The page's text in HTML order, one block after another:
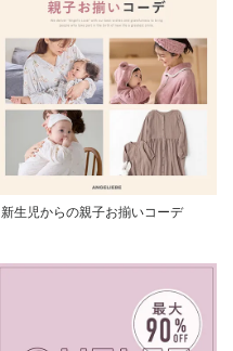
新生児からの親子お揃いコーデ